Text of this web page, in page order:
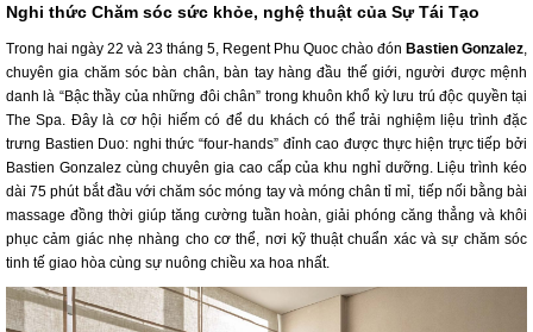
Nghi thức Chăm sóc sức khỏe, nghệ thuật của Sự Tái Tạo
Trong hai ngày 22 và 23 tháng 5, Regent Phu Quoc chào đón Bastien Gonzalez
chuyên gia chăm sóc bàn chân, bàn tay hàng đầu thế giới, người được mệnh
danh là “Bậc thầy của những đôi chân” trong khuôn khổ kỳ lưu trú độc quyền tại
The Spa. Đây là cơ hội hiếm có để du khách có thể trải nghiệm liệu trình đặc
trưng Bastien Duo: nghi thức “four-hands” đỉnh cao được thực hiện trực tiếp bởi
Bastien Gonzalez cùng chuyên gia cao cấp của khu nghỉ dưỡng. Liệu trình kéo
dài 75 phút bắt đầu với chăm sóc móng tay và móng chân tỉ mỉ, tiếp nối bằng bài
massage đồng thời giúp tăng cường tuần hoàn, giải phóng căng thẳng và khôi
phục cảm giác nhẹ nhàng cho cơ thể, nơi kỹ thuật chuẩn xác và sự chăm sóc
tinh tế giao hòa cùng sự nuông chiều xa hoa nhất.